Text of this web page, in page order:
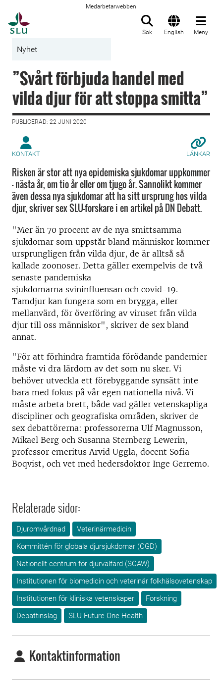
Medarbetarwebben
Sök English Meny
Nyhet
”Svårt förbjuda handel med
vilda djur för att stoppa smitta”
PUBLICERAD: 22 JUNI 2020
KONTAKT LÄNKAR
Risken är stor att nya epidemiska sjukdomar uppkommer
– nästa år, om tio år eller om tjugo år. Sannolikt kommer
även dessa nya sjukdomar att ha sitt ursprung hos vilda
djur, skriver sex SLU-forskare i en artikel på DN Debatt.
"Mer än 70 procent av de nya smittsamma
sjukdomar som uppstår bland människor kommer
ursprungligen från vilda djur, de är alltså så
kallade zoonoser. Detta gäller exempelvis de två
senaste pandemiska
sjukdomarna svininfluensan och covid-19.
Tamdjur kan fungera som en brygga, eller
mellanvärd, för överföring av viruset från vilda
djur till oss män­niskor", skriver de sex bland
annat.
"För att förhindra framtida förödande pandemier
måste vi dra lärdom av det som nu sker. Vi
behöver utveckla ett förebyggande synsätt inte
bara med fokus på vår egen nationella nivå. Vi
måste arbeta brett, både vad gäller vetenskapliga
discipliner och geografiska områden, skriver de
sex debattörerna: professorerna Ulf Magnusson,
Mikael Berg och Susanna Sternberg Lewerin,
professor emeritus Arvid Uggla, docent Sofia
Boqvist, och vet med hedersdoktor Inge Gerremo.
Relaterade sidor:
Djuromvårdnad
Veterinärmedicin
Kommittén för globala djursjukdomar (CGD)
Nationellt centrum för djurvälfärd (SCAW)
Institutionen för biomedicin och veterinär folkhälsovetenskap
Institutionen för kliniska vetenskaper
Forskning
Debattinslag
SLU Future One Health
Kontaktinformation